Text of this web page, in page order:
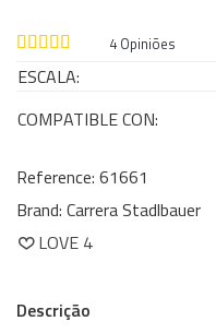
4 Opiniões
ESCALA:
COMPATIBLE CON:
Reference: 61661
Brand: Carrera Stadlbauer
LOVE 4
Descrição